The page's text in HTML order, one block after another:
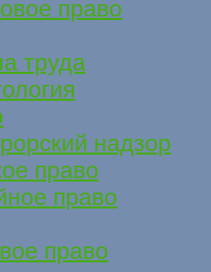
право
труда
надзор
право
право
право